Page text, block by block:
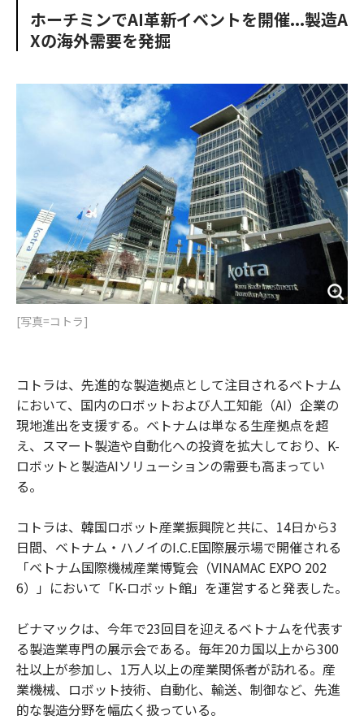
ホーチミンでAI革新イベントを開催...製造A
Xの海外需要を発掘
[写真=コトラ]
コトラは、先進的な製造拠点として注目されるベトナム
において、国内のロボットおよび人工知能（AI）企業の
現地進出を支援する。ベトナムは単なる生産拠点を超
え、スマート製造や自動化への投資を拡大しており、K-
ロボットと製造AIソリューションの需要も高まってい
る。
コトラは、韓国ロボット産業振興院と共に、14日から3
日間、ベトナム・ハノイのI.C.E国際展示場で開催される
「ベトナム国際機械産業博覧会（VINAMAC EXPO 202
6）」において「K-ロボット館」を運営すると発表した。
ビナマックは、今年で23回目を迎えるベトナムを代表す
る製造業専門の展示会である。毎年20カ国以上から300
社以上が参加し、1万人以上の産業関係者が訪れる。産
業機械、ロボット技術、自動化、輸送、制御など、先進
的な製造分野を幅広く扱っている。